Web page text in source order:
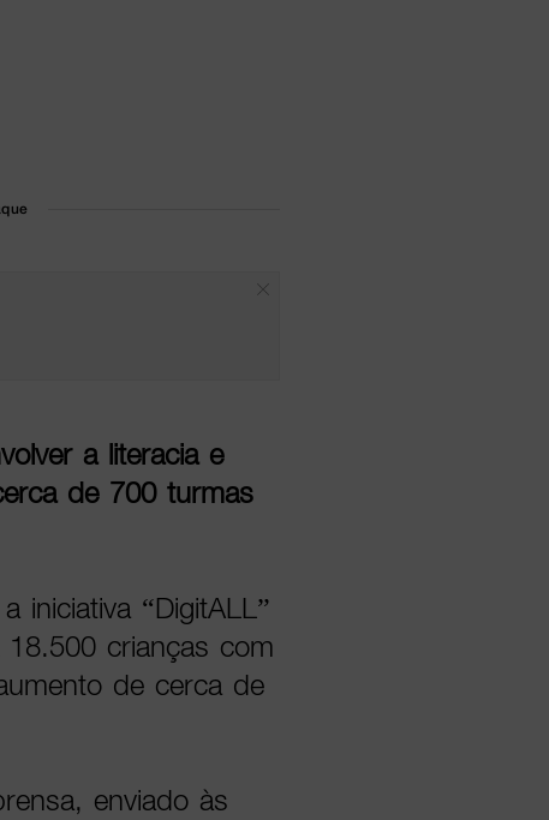
a literacia e
de 700 turmas
iniciativa “DigitALL”
crianças com
de cerca de
enviado às